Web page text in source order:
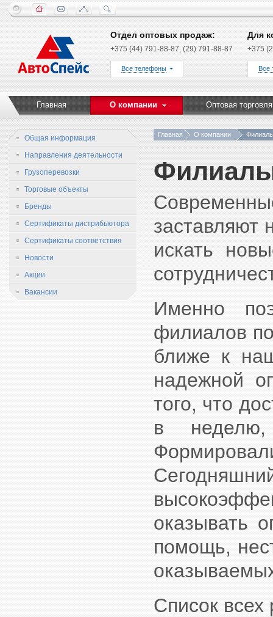
Отдел оптовых продаж:
+375 (44) 791-88-87, (29) 791-88-87
Все телефоны
Для
+375
Все
Главная О компании Оптовая торговля
Общая информация
Направления деятельности
Грузоперевозки
Торговые объекты
Бренды
Сертификаты дистрибьютора
Сертификаты соответствия
Новости
Акции
Вакансии
Главная О компании
заставляют
искать
Именно
филиалов
ближе к
надежной
того, что
в
оказывать
помощь,
Список всех